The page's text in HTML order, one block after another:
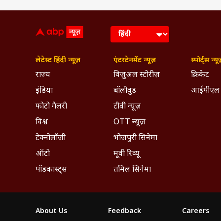
लेटेस्ट हिंदी न्यूज़
राज्य
इंडिया
फोटो गैलरी
विश्व
टेक्नोलॉजी
ऑटो
पॉडकास्ट्स
एंटरटेनमेंट न्यूज़
विजुअल स्टोरीज़
बॉलीवुड
टीवी न्यूज़
OTT न्यूज़
भोजपुरी सिनेमा
मूवी रिव्यू
तमिल सिनेमा
स्पोर्ट्स
क्रिकेट
आईपीएल
About Us Feedback Careers